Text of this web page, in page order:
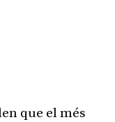
que el més